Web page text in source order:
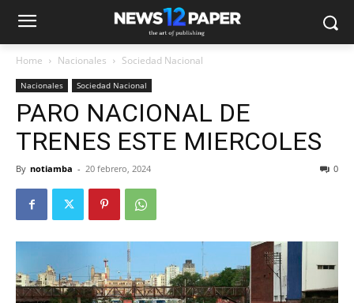
Home Nacionales Sociedad Nacional
Nacionales Sociedad Nacional
PARO NACIONAL DE
TRENES ESTE MIERCOLES
By notiamba - 20 febrero, 2024 0